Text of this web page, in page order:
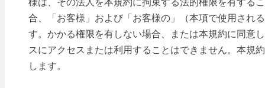
合、「お客様」および「お客様の」（本項で使用され
す。かかる権限を有しない場合、または本規約に同意
スにアクセスまたは利用することはできません。本規
します。